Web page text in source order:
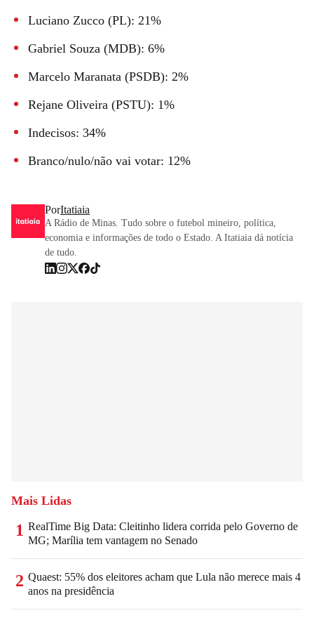
Luciano Zucco (PL): 21%
Gabriel Souza (MDB): 6%
Marcelo Maranata (PSDB): 2%
Rejane Oliveira (PSTU): 1%
Indecisos: 34%
Branco/nulo/não vai votar: 12%
PorItatiaia
A Rádio de Minas. Tudo sobre o futebol mineiro, política,
economia e informações de todo o Estado. A Itatiaia dá notícia
de tudo.
Mais Lidas
1 RealTime Big Data: Cleitinho lidera corrida pelo Governo de
MG; Marília tem vantagem no Senado
2 Quaest: 55% dos eleitores acham que Lula não merece mais 4
anos na presidência